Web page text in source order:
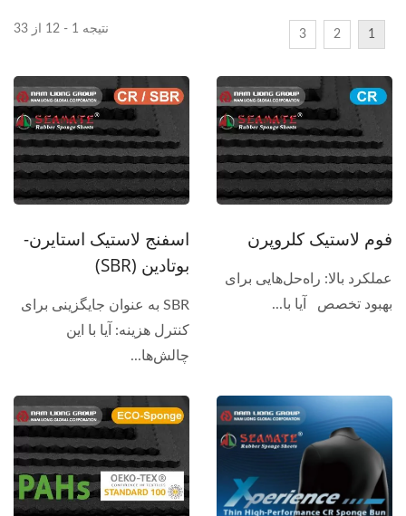
نتیجه 1 - 12 از 33 1
2
3
فوم لاستیک کلروپرن
عملکرد بالا: راه‌حل‌هایی برای
بهبود تخصص آیا با...
اسفنج لاستیک استایرن-
بوتادین (SBR)
SBR به عنوان جایگزینی برای
کنترل هزینه: آیا با این
چالش‌ها...